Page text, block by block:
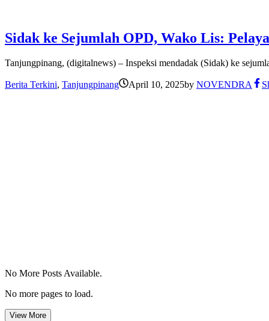
Sidak ke Sejumlah OPD, Wako Lis:
Tanjungpinang, (digitalnews) – Inspeksi mendadak (Sidak) ke
Berita Terkini, Tanjungpinang April 10, 2025by NOVENDRA
No More Posts Available.
No more pages to load.
View More